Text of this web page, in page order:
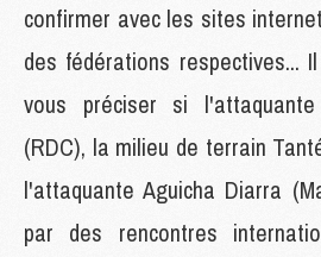
confirmer avec les sites
des fédérations respectives...
vous préciser si
(RDC), la milieu de terrain
l'attaquante Aguicha Diarra
par des rencontres